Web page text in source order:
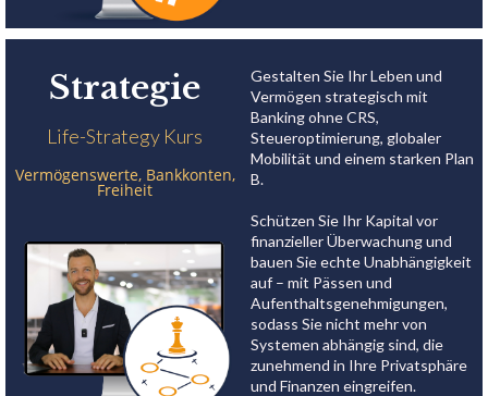
Strategie
Life-Strategy Kurs
Vermögenswerte, Bankkonten,
Freiheit
Gestalten Sie Ihr Leben und
Vermögen strategisch mit
Banking ohne CRS,
Steueroptimierung, globaler
Mobilität und einem starken Plan
B.
Schützen Sie Ihr Kapital vor
finanzieller Überwachung und
bauen Sie echte Unabhängigkeit
auf – mit Pässen und
Aufenthaltsgenehmigungen,
sodass Sie nicht mehr von
Systemen abhängig sind, die
zunehmend in Ihre Privatsphäre
und Finanzen eingreifen.